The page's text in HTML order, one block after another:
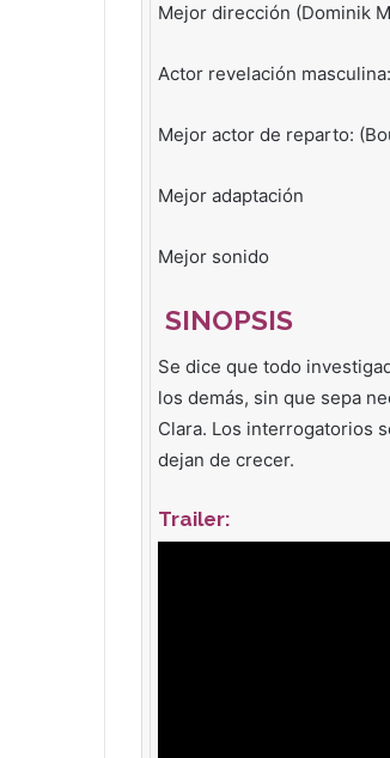
Mejor dirección (Dominik
Actor revelación
Mejor actor de reparto:
Mejor adaptación
Mejor sonido
SINOPSIS
Se dice que todo
los demás, sin que sepa
Clara. Los interrogatorios
dejan de crecer.
Trailer: